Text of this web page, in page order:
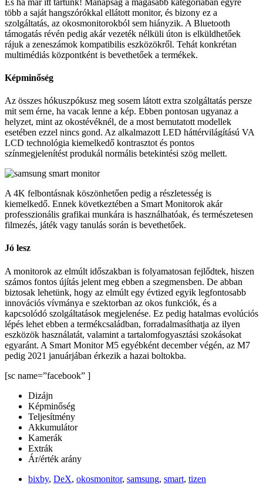
több a saját hangszórókkal ellátott monitor, és bizony ez a
szolgáltatás, az okosmonitorokból sem hiányzik. A Bluetooth
támogatás révén pedig akár vezeték nélküli úton is elküldhetőek
rájuk a zeneszámok kompatibilis eszközökről. Tehát konkrétan
multimédiás központként is bevethetőek a termékek.
Képminőség
Az összes hókuszpókusz meg sosem látott extra szolgáltatás persze
mit sem érne, ha vacak lenne a kép. Ebben pontosan ugyanaz a
helyzet, mint az okostévéknél, de a most bemutatott modellek
esetében ezzel nincs gond. Az alkalmazott LED háttérvilágítású VA
LCD technológia kiemelkedő kontrasztot és pontos
színmegjelenítést produkál normális betekintési szög mellett.
A 4K felbontásnak köszönhetően pedig a részletesség is
kiemelkedő. Ennek következtében a Smart Monitorok akár
professzionális grafikai munkára is használhatóak, és természetesen
filmezés, játék vagy tanulás során is bevethetőek.
Jó lesz
A monitorok az elmúlt időszakban is folyamatosan fejlődtek, hiszen
számos fontos újítás jelent meg ebben a szegmensben. De abban
biztosak lehetünk, hogy az elmúlt egy évtized egyik legfontosabb
innovációs vívmánya e szektorban az okos funkciók, és a
kapcsolódó szolgáltatások megjelenése. Ez pedig hatalmas evolúciós
lépés lehet ebben a termékcsaládban, forradalmasíthatja az ilyen
eszközök használatát, valamint a tartalomfogyasztási szokásokat
egyaránt. A Smart Monitor M5 egyébként december végén, az M7
pedig 2021 januárjában érkezik a hazai boltokba.
[sc name=”facebook” ]
Dizájn
Képminőség
Teljesítmény
Akkumulátor
Kamerák
Extrák
Ár/érték arány
bixby, DeX, okosmonitor, samsung, smart, tizen